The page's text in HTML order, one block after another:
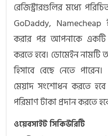
রেজিস্ট্রারগুলির মধ্যে
GoDaddy, Namecheap
করার পর আপনাকে একটি
করতে হবে। ডোমেইন নামটি
হিসাবে বেছে নেতে
মেয়াদ সংশোধন করতে
পরিমাণ টাকা প্রদান করতে
ওয়েবসাইট সিকিউরিটি